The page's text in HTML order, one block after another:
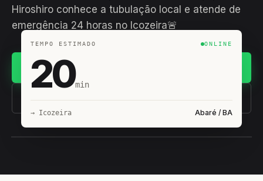
Hiroshiro conhece a tubulação local e atende de
emergência 24 horas no Icozeira🚨
(11) 93407-8838
TEMPO ESTIMADO ONLINE
20min
→ Icozeira Abaré / BA